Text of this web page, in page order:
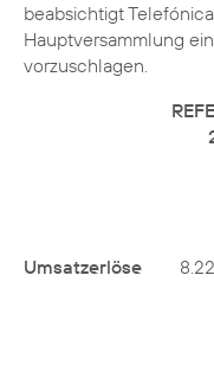
beabsichtigt
Hauptversammlung
vorzuschlagen.
Umsatzerlöse